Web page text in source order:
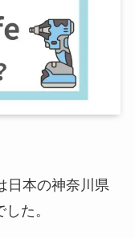
日本の神奈川県
た。